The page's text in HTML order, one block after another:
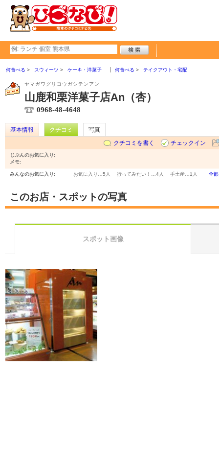
何食べる スウィーツ ケーキ・洋菓子 何食べる テイクアウト・宅配
ヤマガワグリヨウガシテンアン
山鹿和栗洋菓子店An（杏）
0968-48-4648
基本情報 クチコミ
写真
クチコミを書く
チェックイン
じぶんのお気に入り:
メモ:
みんなのお気に入り: お気に入り… 5人 行ってみたい！… 4人 手土産… 1人 全
このお店・スポットの写真
スポット画像